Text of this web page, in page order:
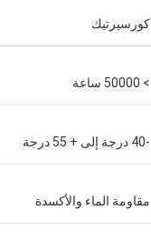
كورسيرتيك
> 50000 ساعة
-40 درجة إلى + 55 درجة
مقاومة الماء والأكسدة